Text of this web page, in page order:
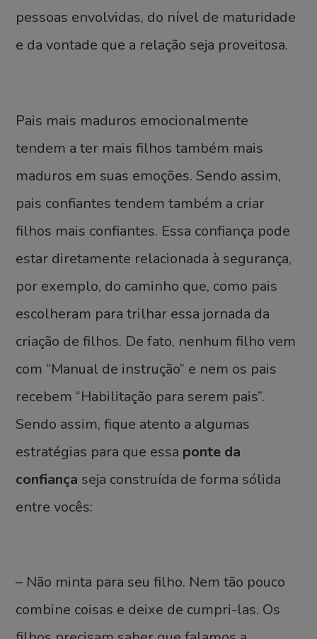
pessoas envolvidas, do nível de maturidade
e da vontade que a relação seja proveitosa.
Pais mais maduros emocionalmente
tendem a ter mais filhos também mais
maduros em suas emoções. Sendo assim,
pais confiantes tendem também a criar
filhos mais confiantes. Essa confiança pode
estar diretamente relacionada à segurança,
por exemplo, do caminho que, como pais
escolheram para trilhar essa jornada da
criação de filhos. De fato, nenhum filho vem
com “Manual de instrução” e nem os pais
recebem “Habilitação para serem pais”.
Sendo assim, fique atento a algumas
estratégias para que essa ponte da
confiança seja construída de forma sólida
entre vocês:
– Não minta para seu filho. Nem tão pouco
combine coisas e deixe de cumpri-las. Os